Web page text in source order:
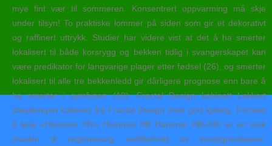
mye fint vær til sommeren. Konsentrert oppvarming må skje
under tilsyn! To praktiske lommer på siden som gir et dekorativt
og raffinert uttrykk. Studier har videre vist at det å ha smerter
lokalisert til både korsrygg og bekken tidlig i svangerskapet kan
være predikator for langvarige plager etter fødsel (26), og smerter
lokalisert til alle tre bekkenledd gir dårligere prognose enn bare å
ha smerter i symfysen (10). Fractal Design kabinett Lekkert
støydempet kabinett fra Fractal Design med god kjøling. Fortsett
å lese «Hammer HV» Hammer HB Hammer HB-240 er en unik
maskin til regelmessig vedlikehold av kunstgressbaner.